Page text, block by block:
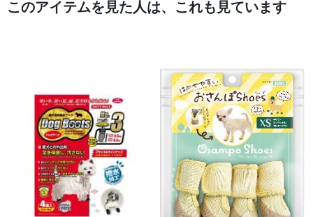
このアイテムを見た人は、これも見ています